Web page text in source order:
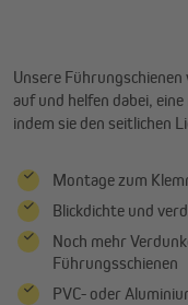
Unsere
auf und helfen dabei,
indem sie den seitlichen
Montage zum
Blickdichte und
Noch mehr
Führungsschienen
PVC- oder